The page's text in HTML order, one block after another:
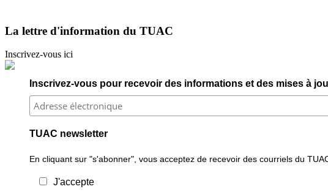
La lettre d'information du TUAC
Inscrivez-vous ici
Inscrivez-vous pour recevoir des informations et des mises à
TUAC newsletter
En cliquant sur "s'abonner", vous acceptez de recevoir des courriels du
J'accepte